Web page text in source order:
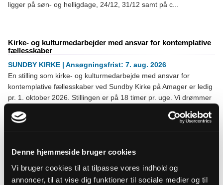
Denne hjemmeside bruger cookies
Vi bruger cookies til at tilpasse vores indhold og
annoncer, til at vise dig funktioner til sociale medier og til
ligger på søn- og helligdage, 24/12, 31/12 samt på c...
Kirke- og kulturmedarbejder med ansvar for kontemplative
fællesskaber
SUNDBY KIRKE | Ansøgningsfrist: 7. aug. 2026
En stilling som kirke- og kulturmedarbejde med ansvar for
kontemplative fællesskaber ved Sundby Kirke på Amager er ledig
pr. 1. oktober 2026. Stillingen er på 18 timer pr. uge. Vi drømmer
kirke-kulturmedarbejder, der ansættes senere, vil vide...
Studiejob i Haderslev stiftskontor – event og
projektopgaver
HADERSLEV STIFT | Ansøgningsfrist: 7. aug. 2026